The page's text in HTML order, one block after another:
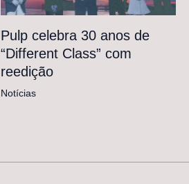
Pulp celebra 30 anos de
“Different Class” com
reedição
Notícias